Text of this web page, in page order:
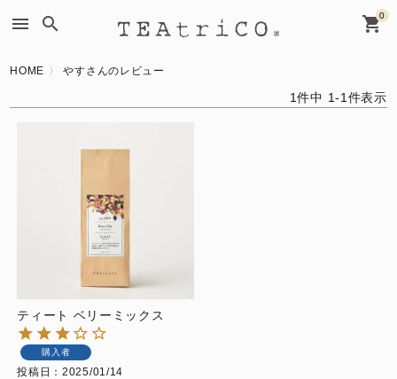
menu search 0
shopping_cart
HOME やすさんのレビュー
1件中 1-1 件表示
ティート ベリーミックス
購入者
投稿日 2025/01/14